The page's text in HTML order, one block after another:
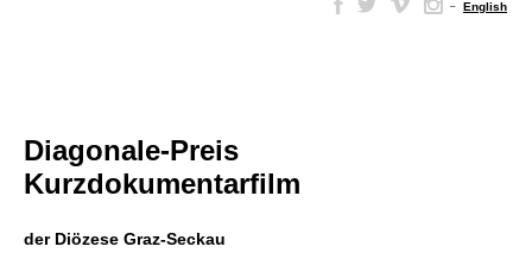
– English
Diagonale-Preis
Kurzdokumentarfilm
der Diözese Graz-Seckau